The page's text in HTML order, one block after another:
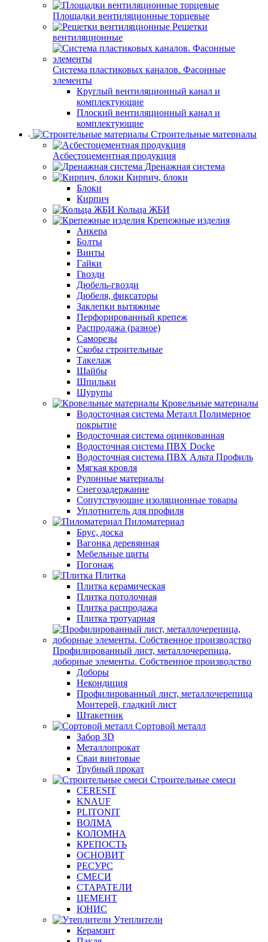
Площадки вентиляционные торцевые
Решетки
вентиляционные
Система пластиковых каналов. Фасонные
элементы
Круглый вентиляционный канал и
комплектующие
Плоский вентиляционный канал и
комплектующие
Строительные материалы
Асбестоцементная продукция
Дренажная система
Кирпич, блоки
Блоки
Кирпич
Кольца ЖБИ
Крепежные изделия
Анкера
Болты
Винты
Гайки
Гвозди
Дюбель-гвозди
Дюбеля, фиксаторы
Заклепки вытяжные
Перфорированный крепеж
Распродажа (разное)
Саморезы
Скобы строительные
Такелаж
Шайбы
Шпильки
Шурупы
Кровельные материалы
Водосточная система Металл Полимерное
покрытие
Водосточная система оцинкованная
Водосточная система ПВХ Docke
Водосточная система ПВХ Альта Профиль
Мягкая кровля
Рулонные материалы
Снегозадержание
Сопутствуюшие изоляционные товары
Уплотнитель для профиля
Пиломатериал
Брус, доска
Вагонка деревянная
Мебельные щиты
Погонаж
Плитка
Плитка керамическая
Плитка потолочная
Плитка распродажа
Плитка тротуарная
Профилированный лист, металлочерепица,
доборные элементы. Собственное производство
Доборы
Некондиция
Профилированный лист, металлочерепица
Монтерей, гладкий лист
Штакетник
Сортовой металл
Забор 3D
Металлопрокат
Сваи винтовые
Трубный прокат
Строительные смеси
CERESIT
KNAUF
PLITONIT
ВОЛМА
КОЛОМНА
КРЕПОСТЬ
ОСНОВИТ
РЕСУРС
СМЕСИ
СТАРАТЕЛИ
ЦЕМЕНТ
ЮНИС
Утеплители
Керамзит